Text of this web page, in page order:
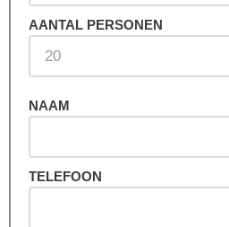
AANTAL PERSONEN
NAAM
TELEFOON